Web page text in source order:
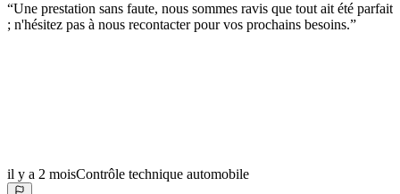
“Une prestation sans faute, nous sommes ravis que tout ait été parfait
; n'hésitez pas à nous recontacter pour vos prochains besoins.”
il y a 2 moisContrôle technique automobile